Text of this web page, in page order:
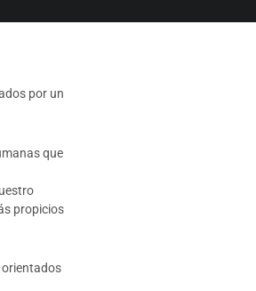
por un
que
propicios
orientados